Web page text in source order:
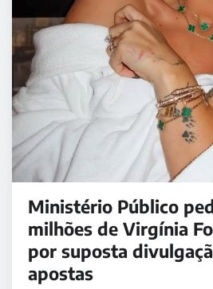
Ministério Público
milhões de Virgínia
por suposta
apostas